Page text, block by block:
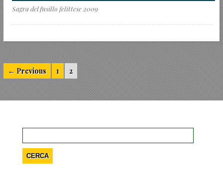
Sagra del fusillo felittese 2009
← Previous 1 2